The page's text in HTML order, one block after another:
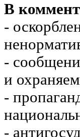
В
-
-
и
-
-